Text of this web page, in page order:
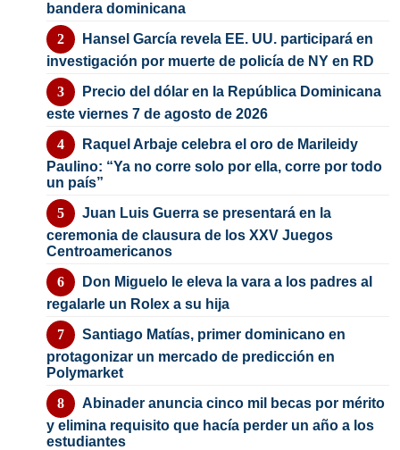
bandera dominicana
Hansel García revela EE. UU. participará en
investigación por muerte de policía de NY en RD
Precio del dólar en la República Dominicana
este viernes 7 de agosto de 2026
Raquel Arbaje celebra el oro de Marileidy
Paulino: “Ya no corre solo por ella, corre por todo
un país”
Juan Luis Guerra se presentará en la
ceremonia de clausura de los XXV Juegos
Centroamericanos
Don Miguelo le eleva la vara a los padres al
regalarle un Rolex a su hija
Santiago Matías, primer dominicano en
protagonizar un mercado de predicción en
Polymarket
Abinader anuncia cinco mil becas por mérito
y elimina requisito que hacía perder un año a los
estudiantes